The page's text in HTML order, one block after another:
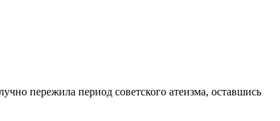
пережила период советского атеизма, оставшись